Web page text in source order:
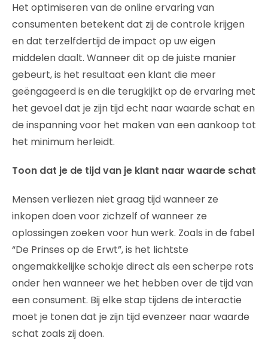
Het optimiseren van de online ervaring van
consumenten betekent dat zij de controle krijgen
en dat terzelfdertijd de impact op uw eigen
middelen daalt. Wanneer dit op de juiste manier
gebeurt, is het resultaat een klant die meer
geëngageerd is en die terugkijkt op de ervaring met
het gevoel dat je zijn tijd echt naar waarde schat en
de inspanning voor het maken van een aankoop tot
het minimum herleidt.
Toon dat je de tijd van je klant naar waarde schat
Mensen verliezen niet graag tijd wanneer ze
inkopen doen voor zichzelf of wanneer ze
oplossingen zoeken voor hun werk. Zoals in de fabel
“De Prinses op de Erwt”, is het lichtste
ongemakkelijke schokje direct als een scherpe rots
onder hen wanneer we het hebben over de tijd van
een consument. Bij elke stap tijdens de interactie
moet je tonen dat je zijn tijd evenzeer naar waarde
schat zoals zij doen.